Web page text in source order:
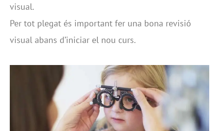
visual.
Per tot plegat és important fer una bona revisió
visual abans d’iniciar el nou curs.